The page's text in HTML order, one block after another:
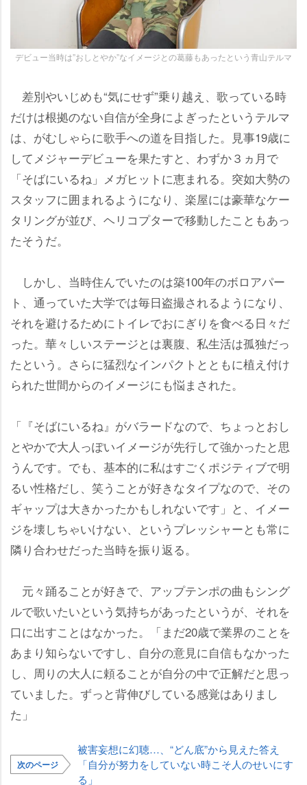
デビュー当時は”おしとやか”なイメージとの葛藤もあったという青山テルマ
差別やいじめも“気にせず”乗り越え、歌っている時
だけは根拠のない自信が全身によぎったというテルマ
は、がむしゃらに歌手への道を目指した。見事19歳に
してメジャーデビューを果たすと、わずか３ヵ月で
「そばにいるね」メガヒットに恵まれる。突如大勢の
スタッフに囲まれるようになり、楽屋には豪華なケー
タリングが並び、ヘリコプターで移動したこともあっ
たそうだ。
しかし、当時住んでいたのは築100年のボロアパー
ト、通っていた大学では毎日盗撮されるようになり、
それを避けるためにトイレでおにぎりを食べる日々だ
った。華々しいステージとは裏腹、私生活は孤独だっ
たという。さらに猛烈なインパクトとともに植え付け
られた世間からのイメージにも悩まされた。
「『そばにいるね』がバラードなので、ちょっとおし
とやかで大人っぽいイメージが先行して強かったと思
うんです。でも、基本的に私はすごくポジティブで明
るい性格だし、笑うことが好きなタイプなので、その
ギャップは大きかったかもしれないです」と、イメー
ジを壊しちゃいけない、というプレッシャーとも常に
隣り合わせだった当時を振り返る。
元々踊ることが好きで、アップテンポの曲もシング
ルで歌いたいという気持ちがあったというが、それを
口に出すことはなかった。「まだ20歳で業界のことを
あまり知らないですし、自分の意見に自信もなかった
し、周りの大人に頼ることが自分の中で正解だと思っ
ていました。ずっと背伸びしている感覚はありまし
た」
次のページ
被害妄想に幻聴…、“どん底”から見えた答え
「自分が努力をしていない時こそ人のせいにす
る」